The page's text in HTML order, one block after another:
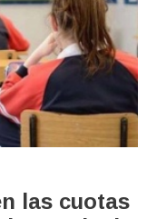
las cuotas